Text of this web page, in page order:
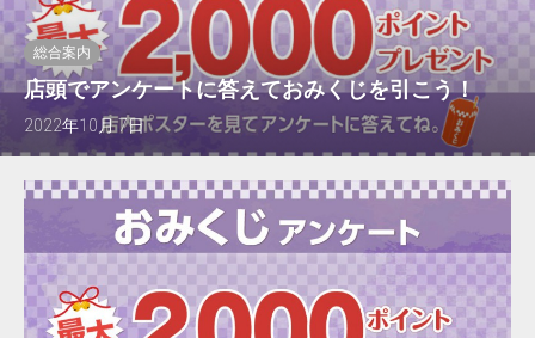
総合案内
店頭でアンケートに答えておみくじを引こう！
2022年10月 7日